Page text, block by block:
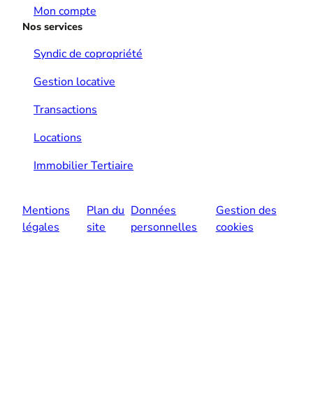
Mon compte
Nos services
Syndic de copropriété
Gestion locative
Transactions
Locations
Immobilier Tertiaire
Mentions
légales
Plan du
site
Données
personnelles
Gestion des
cookies